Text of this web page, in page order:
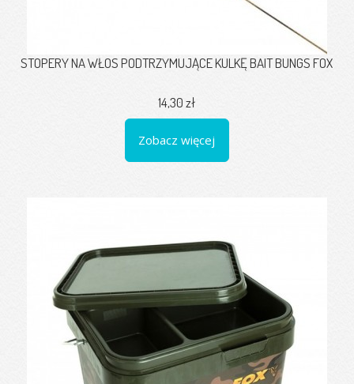
STOPERY NA WŁOS PODTRZYMUJĄCE KULKĘ BAIT BUNGS FOX
14,30 zł
Zobacz więcej